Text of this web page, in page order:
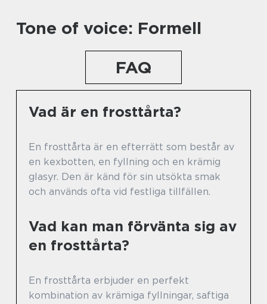
Tone of voice: Formell
FAQ
Vad är en frosttårta?
En frosttårta är en efterrätt som består av
en kexbotten, en fyllning och en krämig
glasyr. Den är känd för sin utsökta smak
och används ofta vid festliga tillfällen.
Vad kan man förvänta sig av
en frosttårta?
En frosttårta erbjuder en perfekt
kombination av krämiga fyllningar, saftiga